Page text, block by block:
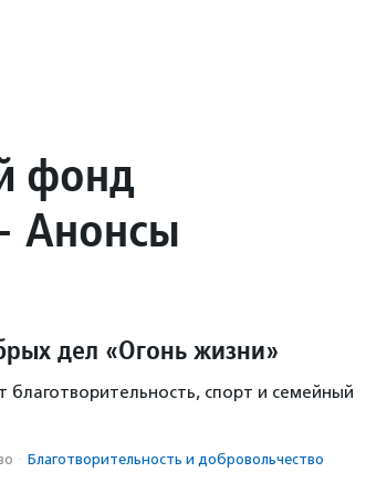
фонд
Анонсы
дел «Огонь жизни»
спорт и семейный
· Благотвори­тель­ность и доброволь­чест­во